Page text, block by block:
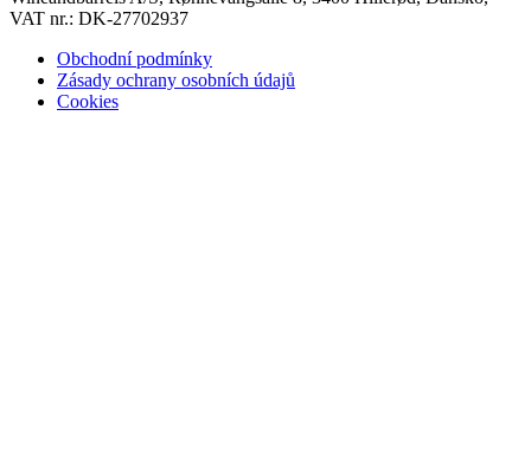
VAT nr.: DK-27702937
Obchodní podmínky
Zásady ochrany osobních údajů
Cookies